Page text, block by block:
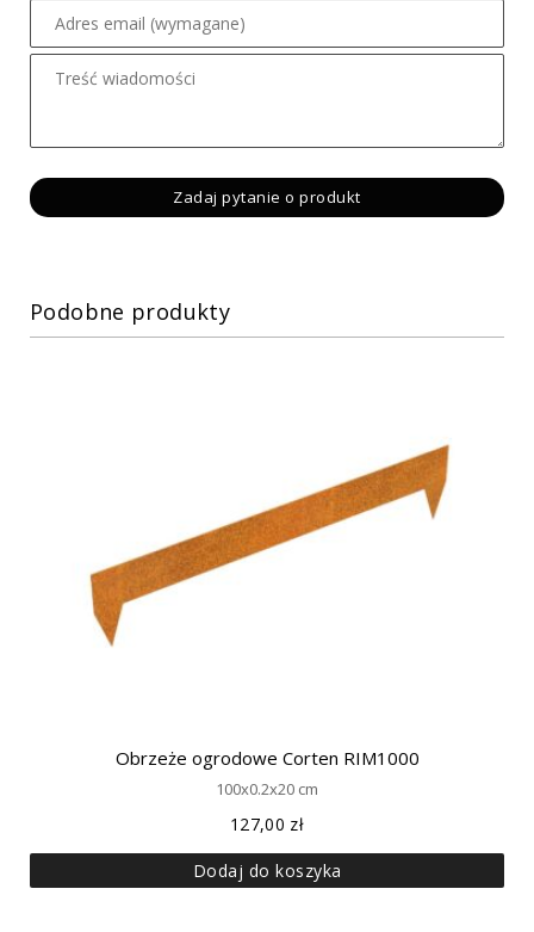
Podobne produkty
Obrzeże ogrodowe Corten RIM1000
100x0.2x20 cm
127,00 zł
Dodaj do koszyka